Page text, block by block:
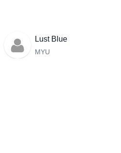
Lust Blue
MYU